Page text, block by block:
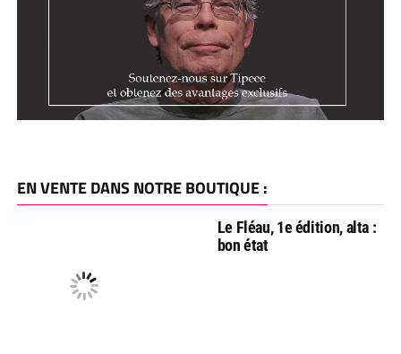
EN VENTE DANS NOTRE BOUTIQUE :
Le Fléau, 1e édition, alta :
bon état